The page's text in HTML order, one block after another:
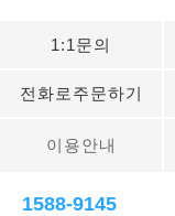
1:1문의
전화로주문하기
이용안내
1588-9145